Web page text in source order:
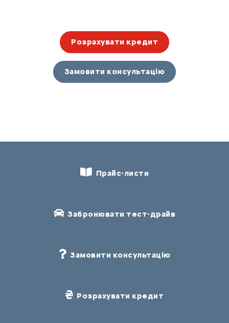
Розрахувати кредит
Замовити консультацію
Прайс-листи
Забронювати тест-драйв
Замовити консультацію
Розрахувати кредит